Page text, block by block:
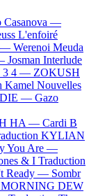
Casanova —
L'enfoiré
— Werenoi Meuda
Josman Interlude
3 4 — ZOKUSH
Kamel Nouvelles
DIE — Gazo
HA — Cardi B
KYLIAN
You Are —
& I Traduction
Ready — Sombr
MORNING DEW